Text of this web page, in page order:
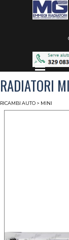
Vai ai contenuti
Salta
RADIATORI
RICAMBI AUTO > MINI